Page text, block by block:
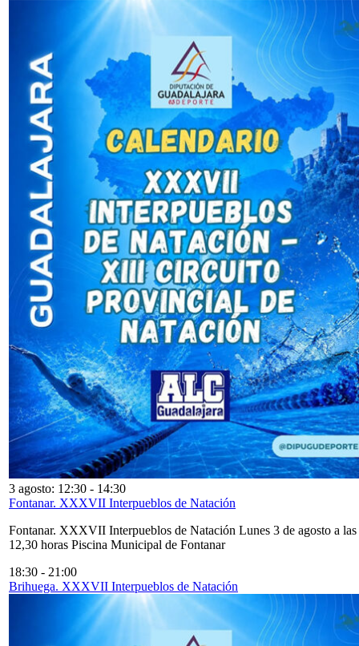
3 agosto: 12:30 - 14:30
Fontanar. XXXVII Interpueblos de Natación
Fontanar. XXXVII Interpueblos de Natación Lunes 3 de agosto a las
12,30 horas Piscina Municipal de Fontanar
18:30 - 21:00
Brihuega. XXXVII Interpueblos de Natación